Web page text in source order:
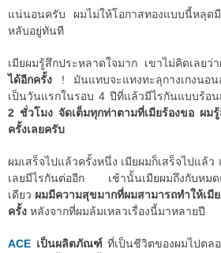
แน่นอนครับ ผมไม่ให้โอกาสทองแบบนี้หลุด
หลับอยู่ทันที
เมียผมรู้สึกประหลาดใจมาก เขาไม่คิดเลยว่
ได้อีกครั้ง ! มันแทบจะแทงทะลุกางเกงนอ
เป็นวันแรกในรอบ 4 ปีที่แล้วมีไรกันแบบร้อ
2 ชั่วโมง จัดเต็มทุกท่าตามที่เมียร้องขอ ผม
ครั้งเลยครับ
ผมเสร็จไปแล้วครั้งหนึ่ง เมียผมก็เสร็จไปแล้ว
เลยมีไรกันต่ออีก เช้านั้นเมียผมถึงกับหมด
เดียว ผมมีความสุขมากที่ผมสามารถทำให้เมี
ครั้ง หลังจากที่ผมล้มเหลวเรื่องนี้มาหลายปี
ACE เป็นผลิตภัณฑ์ที่เป็นชีวิตของผมไปต